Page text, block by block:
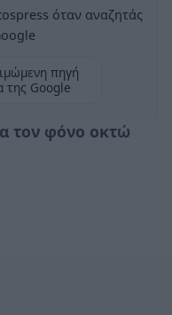
όταν αναζητάς
πηγή
της Google
τον φόνο οκτώ